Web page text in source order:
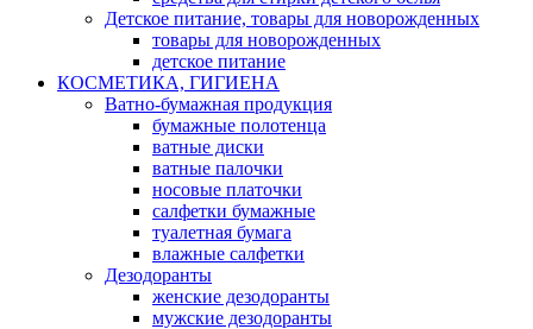
Детское питание, товары для новорожденных
товары для новорожденных
детское питание
КОСМЕТИКА, ГИГИЕНА
Ватно-бумажная продукция
бумажные полотенца
ватные диски
ватные палочки
носовые платочки
салфетки бумажные
туалетная бумага
влажные салфетки
Дезодоранты
женские дезодоранты
мужские дезодоранты